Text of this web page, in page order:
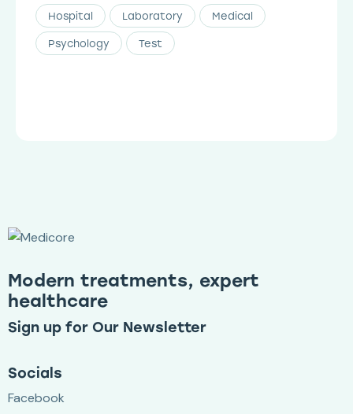
Hospital Laboratory Medical
Psychology Test
Modern treatments, expert
healthcare
Sign up for Our Newsletter
Socials
Facebook